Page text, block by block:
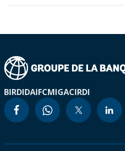
BIRDIDAIFCMIGACIRDI